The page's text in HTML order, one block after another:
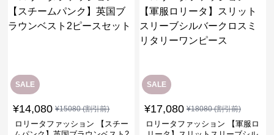
SALE
¥14,080 ¥15080(割引前)
ロリータファッション 【スチー
SALE
¥17,080 ¥18080(割引前)
ロリータファッション 【軍服ロ